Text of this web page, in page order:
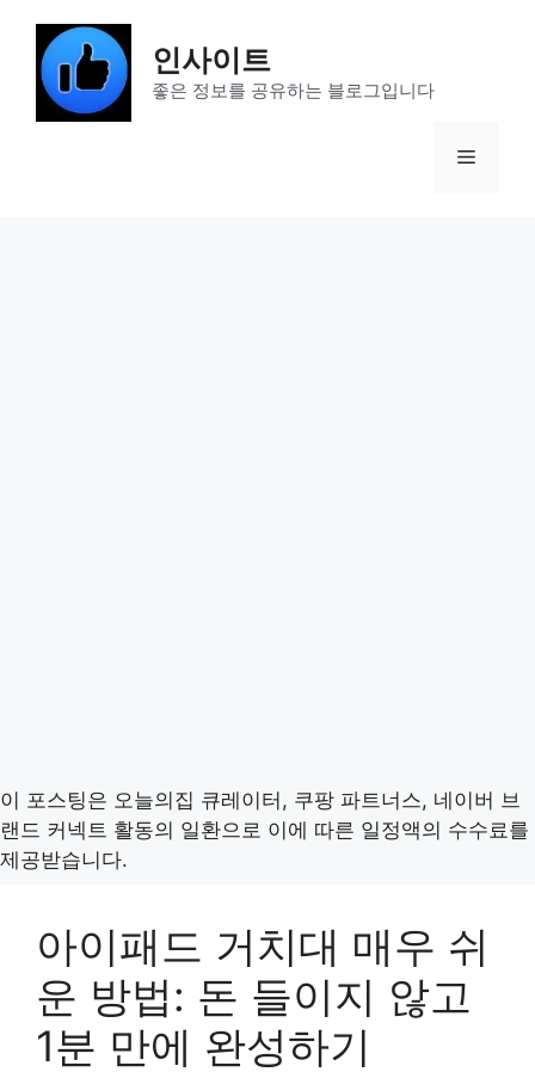
content
인사이트
좋은 정보를 공유하는 블로그입니다
Menu
이 포스팅은 오늘의집 큐레이터, 쿠팡 파트너스, 네이버 브
랜드 커넥트 활동의 일환으로 이에 따른 일정액의 수수료를
제공받습니다.
아이패드 거치대 매우 쉬
운 방법: 돈 들이지 않고
1분 만에 완성하기